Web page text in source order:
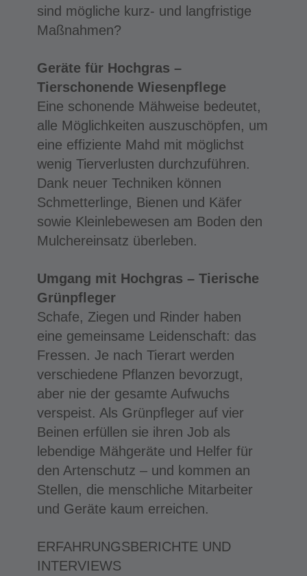
sind mögliche kurz- und langfristige
Maßnahmen?
Geräte für Hochgras –
Tierschonende Wiesenpflege
Eine schonende Mähweise bedeutet,
alle Möglichkeiten auszuschöpfen, um
eine effiziente Mahd mit möglichst
wenig Tierverlusten durchzuführen.
Dank neuer Techniken können
Schmetterlinge, Bienen und Käfer
sowie Kleinlebewesen am Boden den
Mulchereinsatz überleben.
Umgang mit Hochgras – Tierische
Grünpfleger
Schafe, Ziegen und Rinder haben
eine gemeinsame Leidenschaft: das
Fressen. Je nach Tierart werden
verschiedene Pflanzen bevorzugt,
aber nie der gesamte Aufwuchs
verspeist. Als Grünpfleger auf vier
Beinen erfüllen sie ihren Job als
lebendige Mähgeräte und Helfer für
den Artenschutz – und kommen an
Stellen, die menschliche Mitarbeiter
und Geräte kaum erreichen.
ERFAHRUNGSBERICHTE UND
INTERVIEWS